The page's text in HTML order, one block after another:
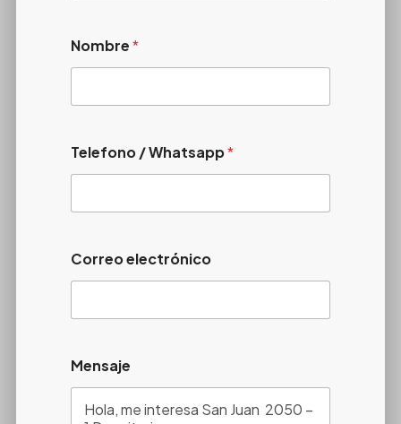
Nombre*
Telefono / Whatsapp*
Correo electrónico
Mensaje